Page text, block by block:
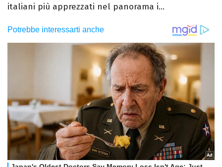
italiani più apprezzati nel panorama i...